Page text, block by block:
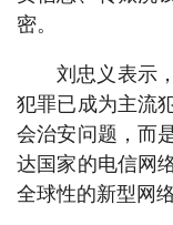
密。
刘忠义表示
犯罪已成为主流
会治安问题，而
达国家的电信网
全球性的新型网